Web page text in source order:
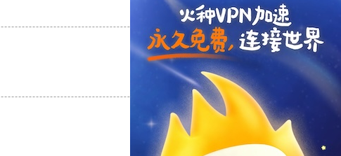
支持[0] 反对
支持
反对 [0]